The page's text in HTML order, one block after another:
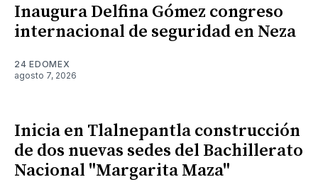
Inaugura Delfina Gómez congreso
internacional de seguridad en Neza
24 EDOMEX
agosto 7, 2026
Inicia en Tlalnepantla construcción
de dos nuevas sedes del Bachillerato
Nacional "Margarita Maza"